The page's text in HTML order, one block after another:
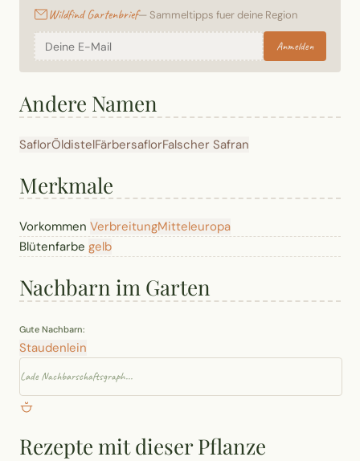
Wildfind Gartenbrief— Sammeltipps fuer deine Region
Anmelden
Andere Namen
SaflorÖldistelFärbersaflorFalscher Safran
Merkmale
Vorkommen VerbreitungMitteleuropa
Blütenfarbe gelb
Nachbarn im Garten
Gute Nachbarn:
Staudenlein
Lade Nachbarschaftsgraph...
Rezepte mit dieser Pflanze